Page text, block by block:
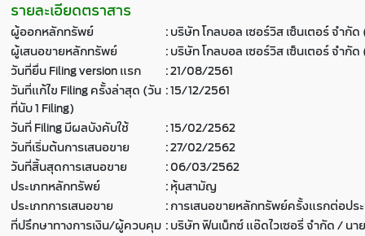
รายละเอียดตราสาร
ผู้ออกหลักทรัพย์ :บริษัท โกลบอล เซอร์วิส เซ็นเตอร์ จำกั
ผู้เสนอขายหลักทรัพย์
:บริษัท โกลบอล เซอร์วิส เซ็นเตอร์ จำกั
วันที่ยื่น Filing version แรก
:21/08/2561
วันที่แก้ไข Filing ครั้งล่าสุด (วัน
ที่นับ 1 Filing)
:15/12/2561
วันที่ Filing มีผลบังคับใช้
:15/02/2562
วันที่เริ่มต้นการเสนอขาย
:27/02/2562
วันที่สิ้นสุดการเสนอขาย
:06/03/2562
ประเภทหลักทรัพย์
:หุ้นสามัญ
ประเภทการเสนอขาย
:การเสนอขายหลักทรัพย์ครั้งแรกต่อปร
ที่ปรึกษาทางการเงิน/ผู้ควบคุม :บริษัท ฟินเน็กซ์ แอ๊ดไวเซอรี่ จำกัด / น